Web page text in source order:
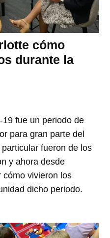
cómo
durante la
fue un periodo de
para gran parte del
fueron de los
y ahora desde
cómo vivieron los
dicho periodo.